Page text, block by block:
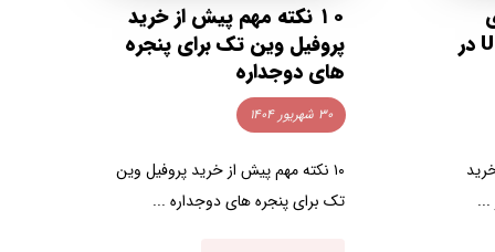
کامل خرید پروفیل UPVC در
۱۰ نکته مهم پیش از خرید
پروفیل وین تک برای پنجره
های دوجداره
۳۰ شهریور ۱۴۰۴
۱۰ نکته مهم پیش از خرید پروفیل وین
تک برای پنجره های دوجداره ...